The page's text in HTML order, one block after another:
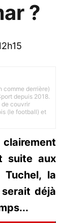
?
comme derrière)
depuis 2018.
de couvrir
(le football) et
suite aux
Tuchel, la
déjà